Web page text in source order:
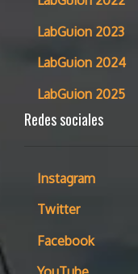
LabGuion 2023
LabGuion 2024
LabGuion 2025
Redes sociales
Instagram
Twitter
Facebook